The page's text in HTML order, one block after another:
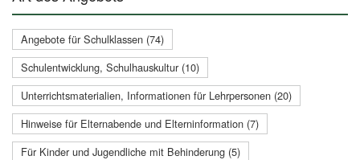
Angebote für Schulklassen (74)
Schulentwicklung, Schulhauskultur (10)
Unterrichtsmaterialien, Informationen für Lehrpersonen (20)
Hinweise für Elternabende und Elterninformation (7)
Für Kinder und Jugendliche mit Behinderung (5)